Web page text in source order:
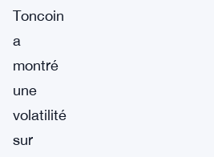
Toncoin
a
montré
une
volatilité
sur